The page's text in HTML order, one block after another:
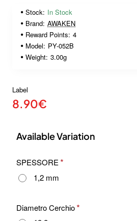
Stock: In Stock
Brand: AWAKEN
Reward Points: 4
Model: PY-052B
Weight: 3.00g
Label
8.90€
Available Variation
SPESSORE
1,2 mm
Diametro Cerchio